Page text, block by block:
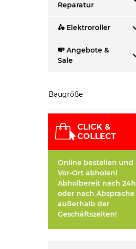
Reparatur
🛵 Elektroroller
💸 Angebote &
Sale
Baugröße
CLICK &
COLLECT
Online bestellen und
Vor-Ort abholen!
Abholbereit nach 24h
oder nach Absprache
außerhalb der
Geschäftszeiten!